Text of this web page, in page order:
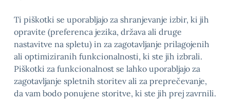
Ti piškotki se uporabljajo za shranjevanje izbir, ki jih
opravite (preferenca jezika, država ali druge
nastavitve na spletu) in za zagotavljanje prilagojenih
ali optimiziranih funkcionalnosti, ki ste jih izbrali.
Piškotki za funkcionalnost se lahko uporabljajo za
zagotavljanje spletnih storitev ali za preprečevanje,
da vam bodo ponujene storitve, ki ste jih prej zavrnili.